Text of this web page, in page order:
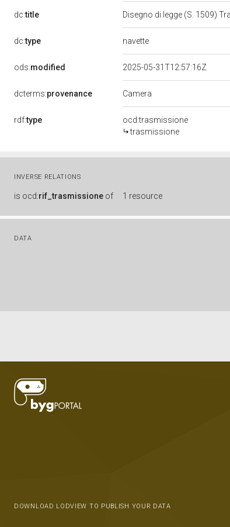
dc:title Disegno di legge (S. 1509)
dc:type navette
ods:modified 2025-05-31T12:57:16Z
dcterms:provenance Camera
rdf:type
ocd:trasmissione
trasmissione
INVERSE RELATIONS
is ocd:rif_trasmissione of 1 resource
DATA
DOWNLOAD LODVIEW TO PUBLISH YOUR DATA